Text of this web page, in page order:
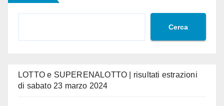
Cerca
LOTTO e SUPERENALOTTO | risultati estrazioni
di sabato 23 marzo 2024